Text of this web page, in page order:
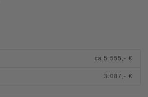
ca.5.555,- €
3.087,- €